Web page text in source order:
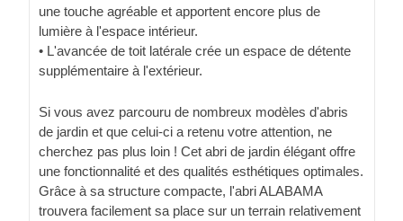
une touche agréable et apportent encore plus de
lumière à l'espace intérieur.
• L'avancée de toit latérale crée un espace de détente
supplémentaire à l'extérieur.
Si vous avez parcouru de nombreux modèles d'abris
de jardin et que celui-ci a retenu votre attention, ne
cherchez pas plus loin ! Cet abri de jardin élégant offre
une fonctionnalité et des qualités esthétiques optimales.
Grâce à sa structure compacte, l'abri ALABAMA
trouvera facilement sa place sur un terrain relativement